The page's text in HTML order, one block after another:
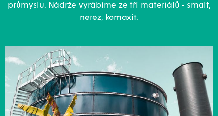
průmyslu. Nádrže vyrábíme ze tří materiálů - smalt,
nerez, komaxit.